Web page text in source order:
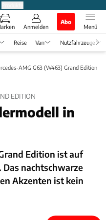
Anmelden
Abo
Menü
Reise Van Nutzfahrzeuge
AMG G63 (W463) Grand Edition
EDITION
in
Edition ist auf
nachtschwarze
Akzenten ist kein